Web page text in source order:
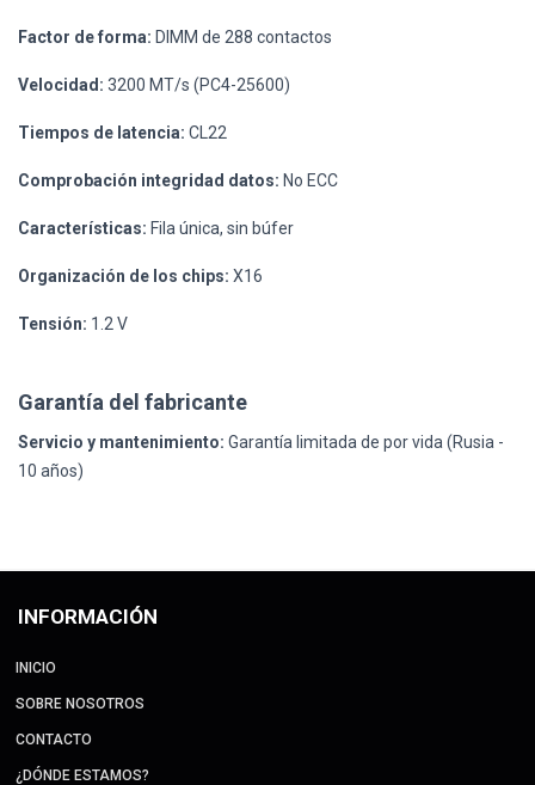
Factor de forma: DIMM de 288 contactos
Velocidad: 3200 MT/s (PC4-25600)
Tiempos de latencia: CL22
Comprobación integridad datos: No ECC
Características: Fila única, sin búfer
Organización de los chips: X16
Tensión: 1.2 V
Garantía del fabricante
Servicio y mantenimiento: Garantía limitada de por vida (Rusia -
10 años)
INFORMACIÓN
INICIO
SOBRE NOSOTROS
CONTACTO
¿DÓNDE ESTAMOS?